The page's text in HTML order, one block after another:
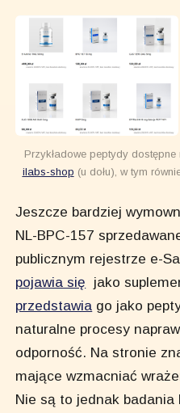
Przykładowe peptydy dostępne
ilabs-shop (u dołu), w tym
Jeszcze bardziej
NL-BPC-157
publicznym rejestrze e-
pojawia się jako
przedstawia go jako
naturalne procesy
odporność. Na stronie
mające wzmacniać
Nie są to jednak badania